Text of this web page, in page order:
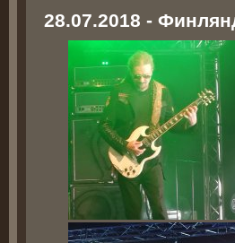
28.07.2018 -